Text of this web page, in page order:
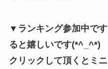
▼ランキング参加中で
ると嬉しいです(*^_^*)
クリックして頂くとミ